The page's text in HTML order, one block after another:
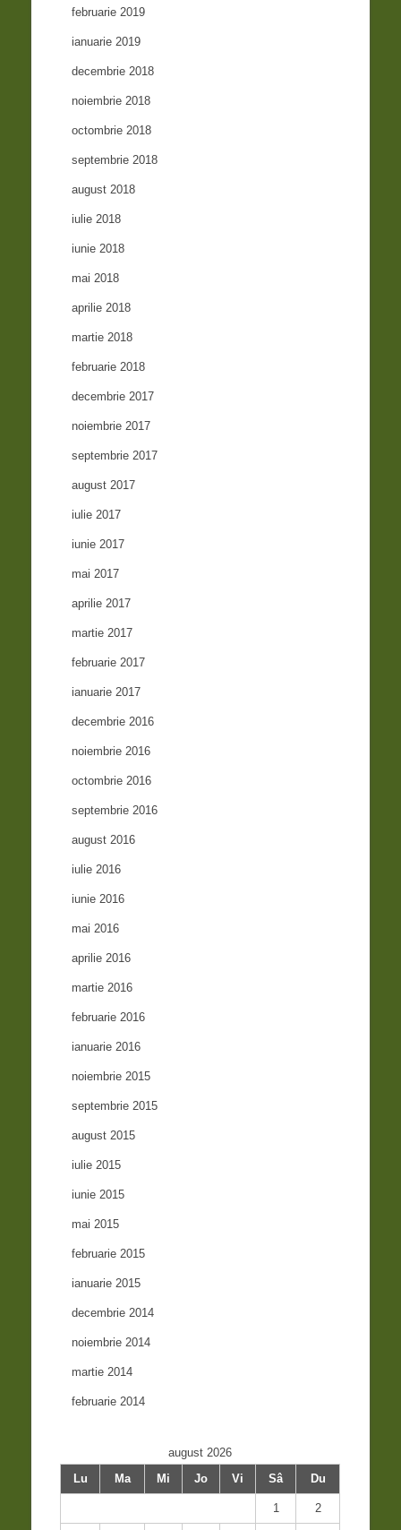
februarie 2019
ianuarie 2019
decembrie 2018
noiembrie 2018
octombrie 2018
septembrie 2018
august 2018
iulie 2018
iunie 2018
mai 2018
aprilie 2018
martie 2018
februarie 2018
decembrie 2017
noiembrie 2017
septembrie 2017
august 2017
iulie 2017
iunie 2017
mai 2017
aprilie 2017
martie 2017
februarie 2017
ianuarie 2017
decembrie 2016
noiembrie 2016
octombrie 2016
septembrie 2016
august 2016
iulie 2016
iunie 2016
mai 2016
aprilie 2016
martie 2016
februarie 2016
ianuarie 2016
noiembrie 2015
septembrie 2015
august 2015
iulie 2015
iunie 2015
mai 2015
februarie 2015
ianuarie 2015
decembrie 2014
noiembrie 2014
martie 2014
februarie 2014
august 2026
Lu
Ma Mi Jo Vi Sâ Du
1 2